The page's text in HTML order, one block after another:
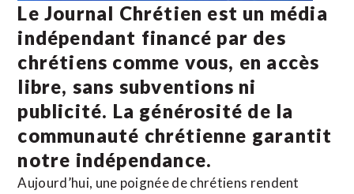
Le Journal Chrétien est un média
indépendant financé par des
chrétiens comme vous, en accès
libre, sans subventions ni
publicité. La générosité de la
communauté chrétienne garantit
notre indépendance.
Aujourd’hui, une poignée de chrétiens rendent